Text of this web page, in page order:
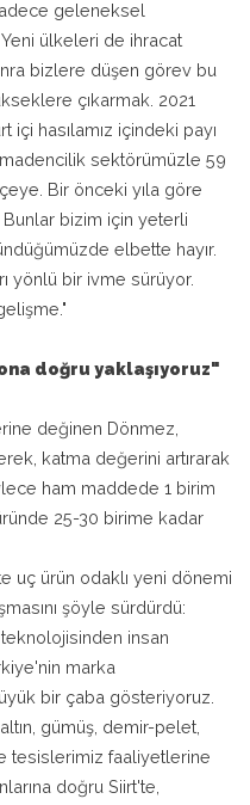
geleneksel
ülkeleri de ihracat
bizlere düşen görev bu
çıkarmak. 2021
içi hasılamız içindeki payı
madencilik sektörümüzle 59
Bir önceki yıla göre
bizim için yeterli
elbette hayır.
yönlü bir ivme sürüyor.
doğru yaklaşıyoruz"
değinen Dönmez,
katma değerini artırarak
ham maddede 1 birim
25-30 birime kadar
uç ürün odaklı yeni dönemi
şöyle sürdürdü:
teknolojisinden insan
marka
bir çaba gösteriyoruz.
gümüş, demir-pelet,
tesislerimiz faaliyetlerine
doğru Siirt'te,